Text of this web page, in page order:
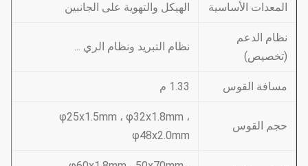
المعدات الأساسية الهيكل والتهوية على الجانبين
نظام الدعم
(تخصيص)
نظام التبريد ونظام الري ...
مسافة القوس 1.33 م
حجم القوس
φ25x1.5mm ، φ32x1.8mm ،
φ48x2.0mm